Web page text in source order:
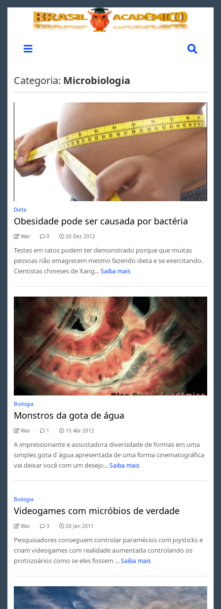
Categoria: Microbiologia
Dieta
Obesidade pode ser causada por bactéria
War 0 20 Dez 2012
Testes em ratos podem ter demonstrado porque que muitas
pessoas não emagrecem mesmo fazendo dieta e se exercitando.
Cientistas chineses de Xang... Saiba mais
Biologia
Monstros da gota de água
War 1 15 Abr 2012
A impressionante e assustadora diversidade de formas em uma
simples gota d´água apresentada de uma forma cinematográfica
vai deixar você com um desejo... Saiba mais
Biologia
Videogames com micróbios de verdade
War 3 20 Jan 2011
Pesquisadores conseguem controlar paramécios com joysticks e
criam videogames com realidade aumentada controlando os
protozoários como se eles fossem ... Saiba mais